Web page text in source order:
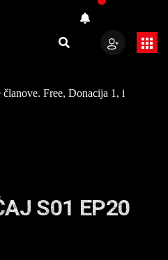
Free, Donacija 1, i
S01 EP20